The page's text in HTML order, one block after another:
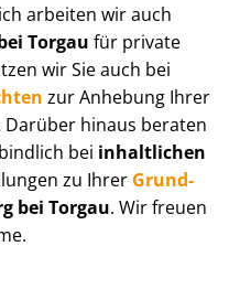
arbeiten wir auch
Torgau für private
wir Sie auch bei
zur Anhebung Ihrer
hinaus beraten
bei inhaltlichen
zu Ihrer Grund­
bei Torgau. Wir freuen